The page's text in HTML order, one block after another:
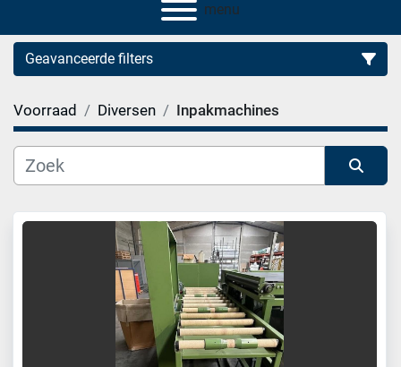
menu
Geavanceerde filters
Categorie
Fabrikant
Voorraad Diversen Inpakmachines